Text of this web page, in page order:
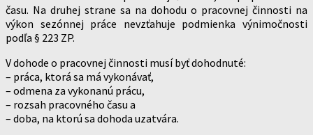
času. Na druhej strane sa na dohodu o pracovnej činnosti na
výkon sezónnej práce nevzťahuje podmienka výnimočnosti
podľa § 223 ZP.
V dohode o pracovnej činnosti musí byť dohodnuté:
– práca, ktorá sa má vykonávať,
– odmena za vykonanú prácu,
– rozsah pracovného času a
– doba, na ktorú sa dohoda uzatvára.